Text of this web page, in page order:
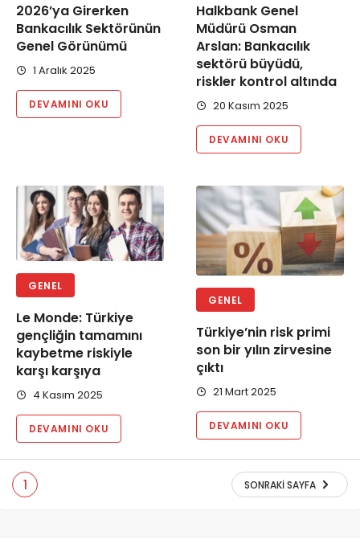
2026’ya Girerken
Bankacılık Sektörünün
Genel Görünümü
1 Aralık 2025
DEVAMINI OKU
Halkbank Genel
Müdürü Osman
Arslan: Bankacılık
sektörü büyüdü,
riskler kontrol altında
20 Kasım 2025
DEVAMINI OKU
GENEL
Le Monde: Türkiye
gençliğin tamamını
kaybetme riskiyle
karşı karşıya
4 Kasım 2025
DEVAMINI OKU
GENEL
Türkiye’nin risk primi
son bir yılın zirvesine
çıktı
21 Mart 2025
DEVAMINI OKU
1 SONRAKI SAYFA